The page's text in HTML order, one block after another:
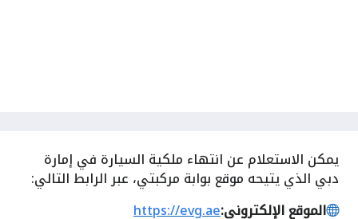
يمكن الاستعلام عن انتهاء ملكية السيارة في إمارة
دبي الذي يتيحه موقع بوابة مركبتي، عبر الرابط التالي:
الموقع الإلكتروني:https://evg.ae